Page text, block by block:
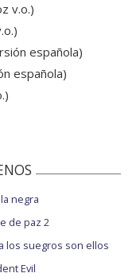
v.o.)
española)
española)
negra
de paz 2
los suegros son ellos
Evil